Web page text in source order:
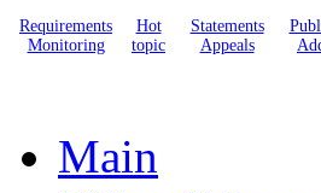
Requirements
Monitoring
Hot
topic
Statements
Appeals
Main